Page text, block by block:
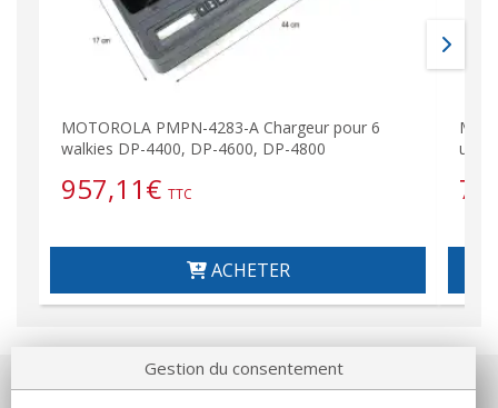
MOTOROLA PMPN-4283-A Chargeur pour 6
walkies DP-4400, DP-4600, DP-4800
957,11€ TTC
ACHETER
Gestion du consentement